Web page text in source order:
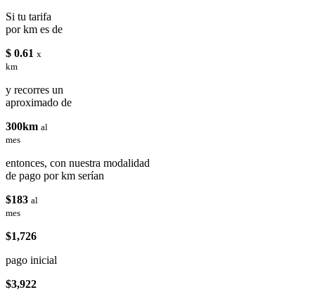
Si tu tarifa
por km es de
$ 0.61 x
km
y recorres un
aproximado de
300km al
mes
entonces, con nuestra modalidad
de pago por km serían
$183 al
mes
$1,726
pago inicial
$3,922